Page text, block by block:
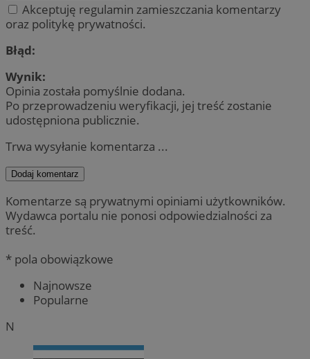
Akceptuję regulamin zamieszczania komentarzy
oraz politykę prywatności.
Błąd:
Wynik:
Opinia została pomyślnie dodana.
Po przeprowadzeniu weryfikacji, jej treść zostanie
udostępniona publicznie.
Trwa wysyłanie komentarza ...
Dodaj komentarz
Komentarze są prywatnymi opiniami użytkowników.
Wydawca portalu nie ponosi odpowiedzialności za
treść.
* pola obowiązkowe
Najnowsze
Popularne
N